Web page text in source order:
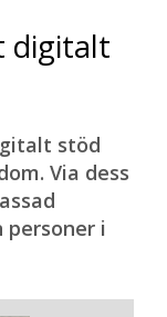
digitalt
stöd
Via dess
i